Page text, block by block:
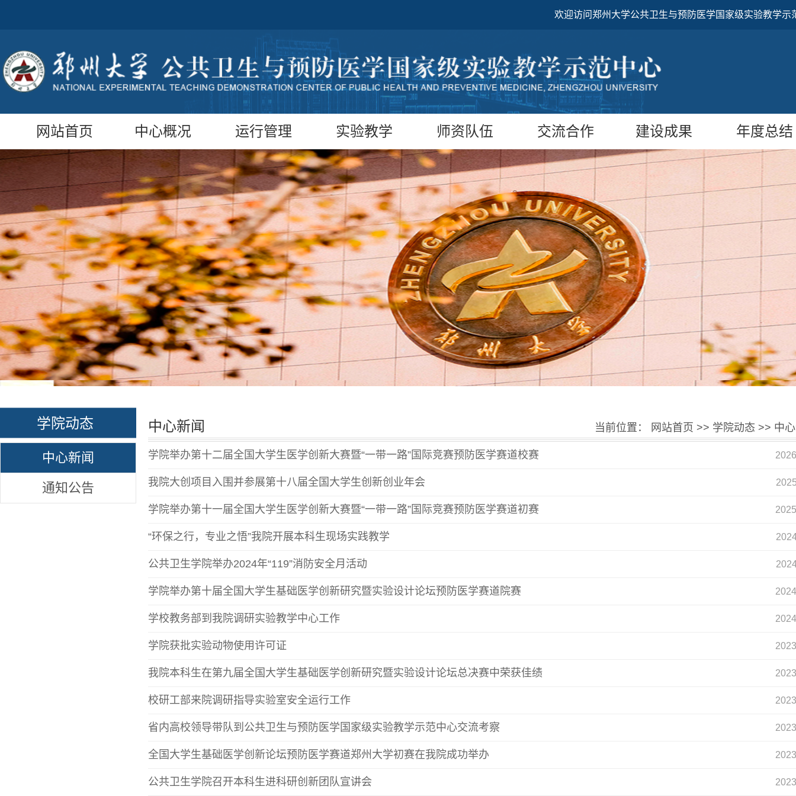
欢迎访问郑州大学公共卫生与预防医学国家级实验教学示
网站首页 中心概况 运行管理 实验教学 师资队伍 交流合作 建设成果 年度总结
学院动态
中心新闻
通知公告
中心新闻 当前位置： 网站首页 >> 学院动态 >> 中
学院举办第十二届全国大学生医学创新大赛暨“一带一路”国际竞赛预防医学赛道校赛
我院大创项目入围并参展第十八届全国大学生创新创业年会
学院举办第十一届全国大学生医学创新大赛暨“一带一路”国际竞赛预防医学赛道初赛
“环保之行，专业之悟”我院开展本科生现场实践教学
公共卫生学院举办2024年“119”消防安全月活动
学院举办第十届全国大学生基础医学创新研究暨实验设计论坛预防医学赛道院赛
学校教务部到我院调研实验教学中心工作
学院获批实验动物使用许可证
我院本科生在第九届全国大学生基础医学创新研究暨实验设计论坛总决赛中荣获佳绩
校研工部来院调研指导实验室安全运行工作
省内高校领导带队到公共卫生与预防医学国家级实验教学示范中心交流考察
全国大学生基础医学创新论坛预防医学赛道郑州大学初赛在我院成功举办
公共卫生学院召开本科生进科研创新团队宣讲会